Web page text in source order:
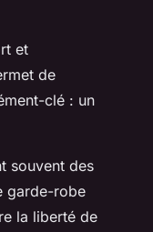
et
de
clé : un
souvent des
garde-robe
la liberté de